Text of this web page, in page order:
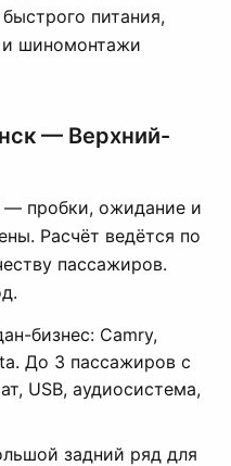
питания,
и шиномонтажи
— Верхний-
— пробки, ожидание и
Расчёт ведётся по
пассажиров.
бизнес: Camry,
До 3 пассажиров с
USB, аудиосистема,
задний ряд для